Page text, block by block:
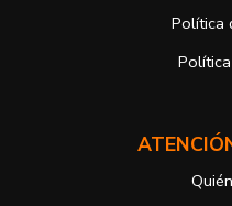
Si desea ampliar información
nuestra empresa, puede
Política